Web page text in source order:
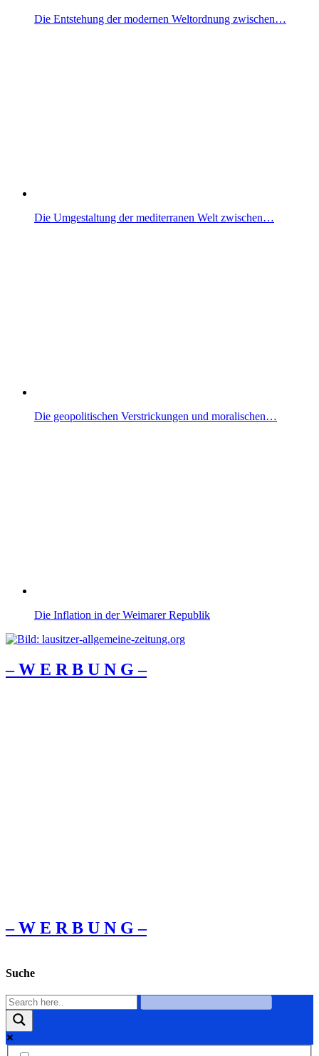
Die Entstehung der modernen Weltordnung zwischen…
Die Umgestaltung der mediterranen Welt zwischen…
Die geopolitischen Verstrickungen und moralischen…
Die Inflation in der Weimarer Republik
– W Ε R Β U Ν G –
– W Ε R Β U Ν G –
Suche